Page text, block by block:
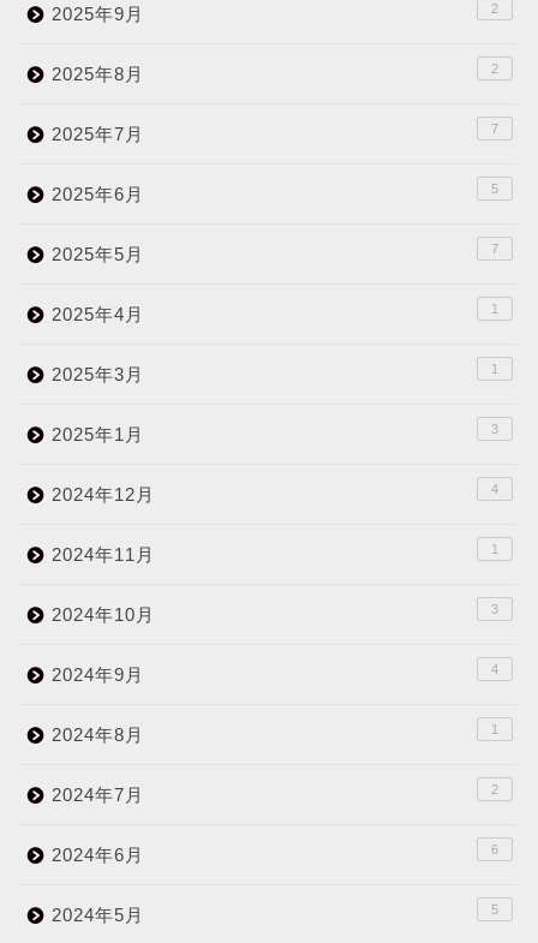
2025年9月 2
2025年8月 2
2025年7月 7
2025年6月 5
2025年5月 7
2025年4月 1
2025年3月 1
2025年1月 3
2024年12月 4
2024年11月 1
2024年10月 3
2024年9月 4
2024年8月 1
2024年7月 2
2024年6月 6
2024年5月 5